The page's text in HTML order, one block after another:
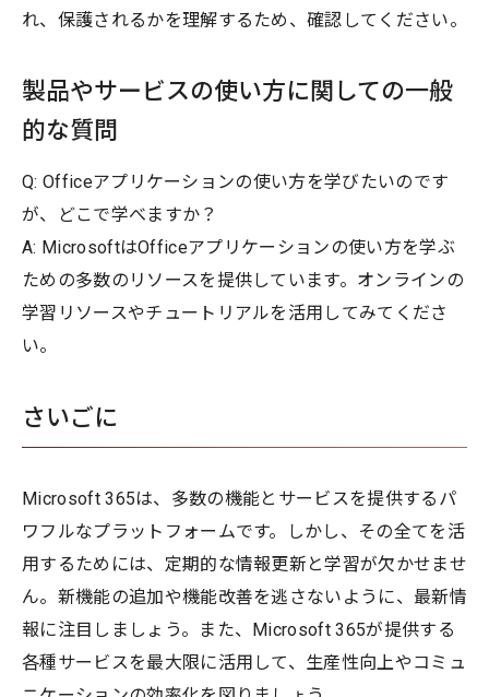
れ、保護されるかを理解するため、確認してください。
製品やサービスの使い方に関しての一般
的な質問
Q: Officeアプリケーションの使い方を学びたいのです
が、どこで学べますか？
A: MicrosoftはOfficeアプリケーションの使い方を学ぶ
ための多数のリソースを提供しています。オンラインの
学習リソースやチュートリアルを活用してみてくださ
い。
さいごに
Microsoft 365は、多数の機能とサービスを提供するパ
ワフルなプラットフォームです。しかし、その全てを活
用するためには、定期的な情報更新と学習が欠かせませ
ん。新機能の追加や機能改善を逃さないように、最新情
報に注目しましょう。また、Microsoft 365が提供する
各種サービスを最大限に活用して、生産性向上やコミュ